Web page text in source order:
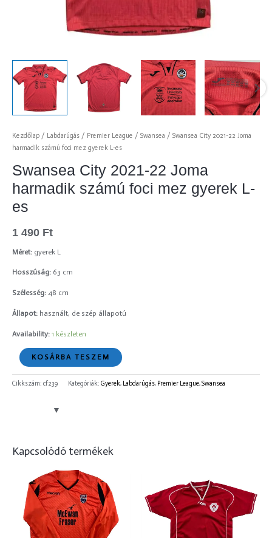
Kezdőlap / Labdarúgás / Premier League / Swansea / Swansea City 2021-22 Joma
harmadik számú foci mez gyerek L-es
Swansea City 2021-22 Joma
harmadik számú foci mez gyerek L-
es
1 490 Ft
Méret: gyerek L
Hosszúság: 63 cm
Szélesség: 48 cm
Állapot: használt, de szép állapotú
Availability: 1 készleten
KOSÁRBA TESZEM
Cikkszám: cf239 Kategóriák: Gyerek, Labdarúgás, Premier League,Swansea
Kapcsolódó termékek